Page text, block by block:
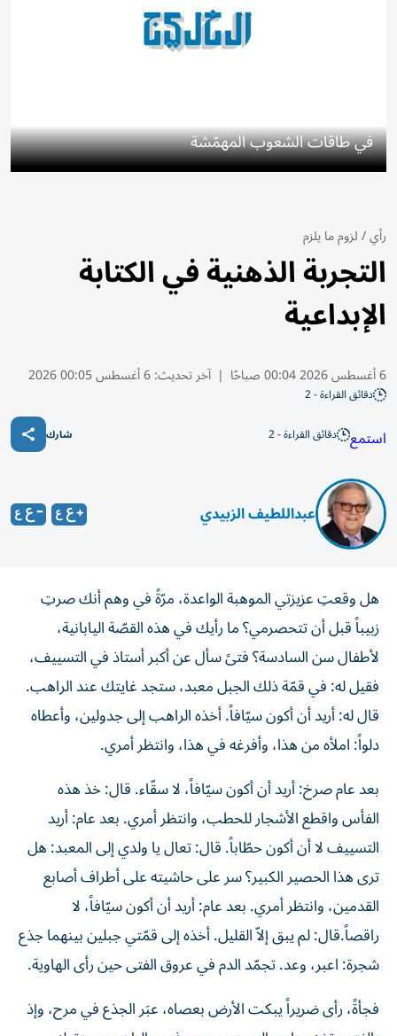
في طاقات الشعوب المهمّشة
رأي/لزوم ما يلزم
التجربة الذهنية في الكتابة
الإبداعية
6 أغسطس 2026 00:04 صباحًا | آخر تحديث:6 أغسطس 00:05 2026
دقائق القراءة - 2
استمع دقائق القراءة - 2 شارك
عبداللطيف الزبيدي
هل وقعتِ عزيزتي الموهبة الواعدة، مرّةً في وهم أنك صرتِ
زبيباً قبل أن تتحصرمي؟ ما رأيك في هذه القصّة اليابانية،
لأطفال سن السادسة؟ فتىً سأل عن أكبر أستاذ في التسييف،
فقيل له: في قمّة ذلك الجبل معبد، ستجد غايتك عند الراهب.
قال له: أريد أن أكون سيّافاً. أخذه الراهب إلى جدولين، وأعطاه
دلواً: املأه من هذا، وأفرغه في هذا، وانتظر أمري.
بعد عام صرخ: أريد أن أكون سيّافاً، لا سقّاء. قال: خذ هذه
الفأس واقطع الأشجار للحطب، وانتظر أمري. بعد عام: أريد
التسييف لا أن أكون حطّاباً. قال: تعال يا ولدي إلى المعبد: هل
ترى هذا الحصير الكبير؟ سر على حاشيته على أطراف أصابع
القدمين، وانتظر أمري. بعد عام: أريد أن أكون سيّافاً، لا
راقصاً.قال: لم يبق إلاّ القليل. أخذه إلى قمّتي جبلين بينهما جذع
شجرة: اعبر، وعد. تجمّد الدم في عروق الفتى حين رأى الهاوية.
فجأةً، رأى ضريراً يبكت الأرض بعصاه، عبَر الجذع في مرح، وإذ